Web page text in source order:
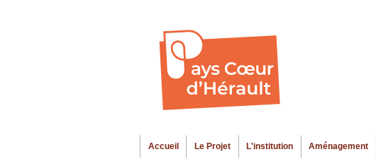
Menu principal
Accueil Le Projet L'institution Aménagement